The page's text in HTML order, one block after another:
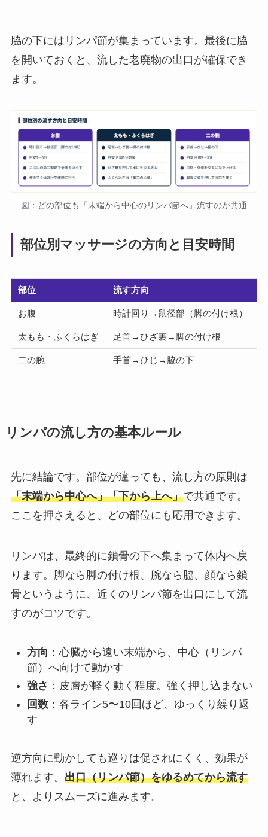
脇の下にはリンパ節が集まっています。最後に脇
を開いておくと、流した老廃物の出口が確保でき
ます。
図：どの部位も「末端から中心のリンパ節へ」流すのが共通
部位別マッサージの方向と目安時間
部位 流す方向
お腹 時計回り→鼠径部（脚の付け根）
太もも・ふくらはぎ 足首→ひざ裏→脚の付け根
二の腕 手首→ひじ→脇の下
リンパの流し方の基本ルール
先に結論です。部位が違っても、流し方の原則は
「末端から中心へ」「下から上へ」で共通です。
ここを押さえると、どの部位にも応用できます。
リンパは、最終的に鎖骨の下へ集まって体内へ戻
ります。脚なら脚の付け根、腕なら脇、顔なら鎖
骨というように、近くのリンパ節を出口にして流
すのがコツです。
方向 ：心臓から遠い末端から、中心（リンパ
節）へ向けて動かす
強さ ：皮膚が軽く動く程度。強く押し込まない
回数：各ライン5〜10回ほど、ゆっくり繰り返
す
逆方向に動かしても巡りは促されにくく、効果が
薄れます。 出口（リンパ節）をゆるめてから流す
と、よりスムーズに進みます。